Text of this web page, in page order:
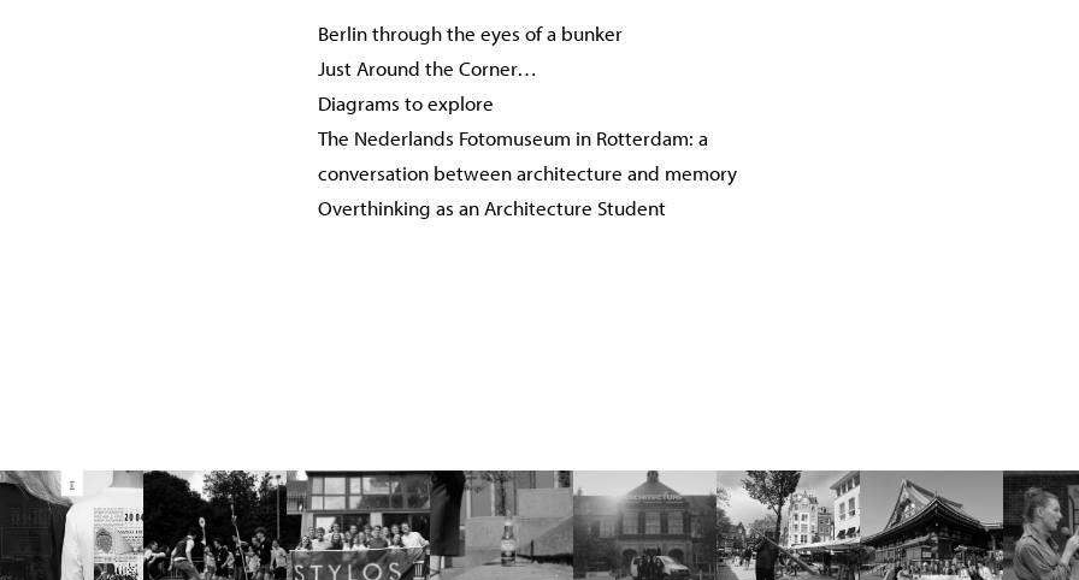
Berlin through the eyes of a bunker
Just Around the Corner…
Diagrams to explore
The Nederlands Fotomuseum in Rotterdam: a
conversation between architecture and memory
Overthinking as an Architecture Student